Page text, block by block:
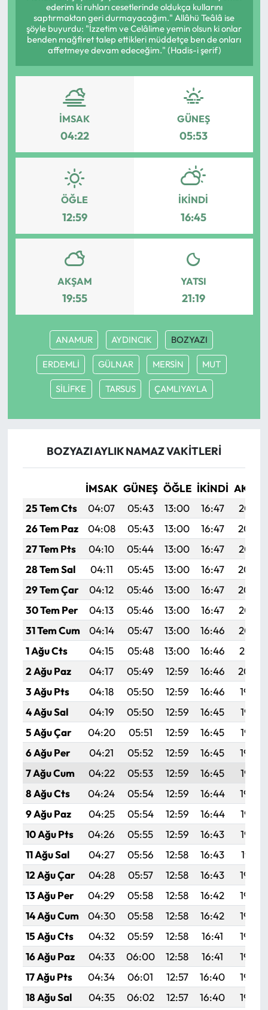
ederim ki ruhları cesetlerinde oldukça kullarını
saptırmaktan geri durmayacağım." Allâhü Teâlâ ise
şöyle buyurdu: "İzzetim ve Celâlime yemin olsun ki onlar
benden mağfiret talep ettikleri müddetçe ben de onları
affetmeye devam edeceğim." (Hadis-i şerif)
İMSAK
04:22
GÜNEŞ
05:53
ÖĞLE
12:59
İKINDI
16:45
AKŞAM
19:55
YATSI
21:19
ANAMUR AYDINCIK BOZYAZI
ERDEMLİ GÜLNAR MERSİN MUT
SİLİFKE TARSUS ÇAMLIYAYLA
BOZYAZI AYLIK NAMAZ VAKITLERI
İMSAK GÜNEŞ ÖĞLE İKINDI
25 Tem Cts
04:07 05:43 13:00 16:47
20:07
26 Tem Paz
04:08 05:43 13:00 16:47
20:06
27 Tem Pts
04:10 05:44 13:00 16:47
20:05
28 Tem Sal
04:11 05:45 13:00 16:47
20:04
29 Tem Çar
04:12 05:46 13:00 16:47
20:04
30 Tem Per
04:13 05:46 13:00 16:47
20:03
31 Tem Cum
04:14 05:47 13:00 16:46
20:02
1 Ağu Cts
04:15 05:48 13:00 16:46
20:01
2 Ağu Paz
04:17 05:49 12:59 16:46
20:00
3 Ağu Pts
04:18 05:50 12:59 16:46
19:59
4 Ağu Sal
04:19 05:50 12:59 16:45
19:58
5 Ağu Çar
04:20 05:51 12:59 16:45
19:57
6 Ağu Per
04:21 05:52 12:59 16:45
19:56
7 Ağu Cum
04:22 05:53 12:59 16:45
19:55
8 Ağu Cts
04:24 05:54 12:59 16:44
19:54
9 Ağu Paz
04:25 05:54 12:59 16:44
19:53
10 Ağu Pts
04:26 05:55 12:59 16:43
19:52
11 Ağu Sal
04:27 05:56 12:58 16:43
19:51
12 Ağu Çar
04:28 05:57 12:58 16:43
19:50
13 Ağu Per
04:29 05:58 12:58 16:42
19:49
14 Ağu Cum
04:30 05:58 12:58 16:42
19:48
15 Ağu Cts
04:32 05:59 12:58 16:41
19:46
16 Ağu Paz
04:33 06:00 12:58 16:41
19:45
17 Ağu Pts
04:34 06:01 12:57 16:40
19:44
18 Ağu Sal
04:35 06:02 12:57 16:40
19:43
Mektup Galeri
Röportaj
Köşe Yazıları
Karikatür Galeri
ASTROLOJİ
Spor Yazıları
Mektup Galeri
Ekonomi
Turizm
Teknoloji